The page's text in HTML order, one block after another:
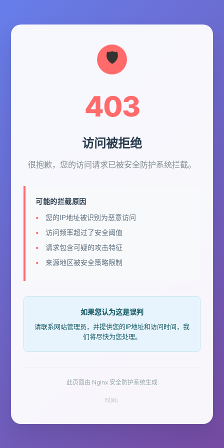
403
访问被拒绝
很抱歉，您的访问请求已被安全防护系统拦截。
可能的拦截原因
您的IP地址被识别为恶意访问
访问频率超过了安全阈值
请求包含可疑的攻击特征
来源地区被安全策略限制
如果您认为这是误判
请联系网站管理员，并提供您的IP地址和访问时间，我
们将尽快为您处理。
此页面由 Nginx 安全防护系统生成
时间: